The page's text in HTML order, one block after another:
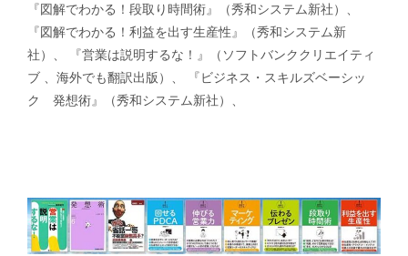
『図解でわかる！段取り時間術』（秀和システム新社）、
『図解でわかる！利益を出す生産性』（秀和システム新
社）、 『営業は説明するな！』（ソフトバンククリエイティ
ブ 、海外でも翻訳出版）、 『ビジネス・スキルズベーシッ
ク 発想術』（秀和システム新社）、